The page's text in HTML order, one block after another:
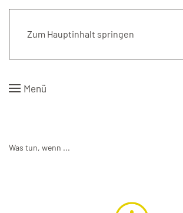
Zum Hauptinhalt springen
Kirchengemeinde
Menü
Was tun, wenn ...